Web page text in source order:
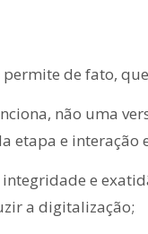
de fato,
não uma
etapa e interação
e
a digitalização;